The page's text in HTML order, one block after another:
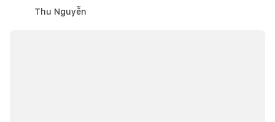
Thu Nguyễn